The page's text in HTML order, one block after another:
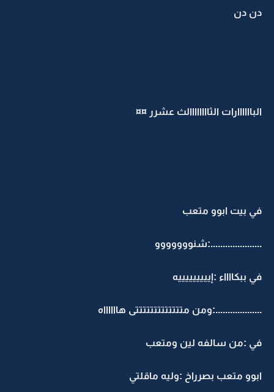
دن دن
الباااااارات الثاااااااالث عشرر ¤¤
في بيت ابوو متعب
.....................:شنووووووو
في ببكااااء :إيييييييييه
...................:ومن متتتتتتتتتتتتتى هااااااه
في :من سالفه لين ومتعب
ابوو متعب بصرراخ :وليه ماقلتي